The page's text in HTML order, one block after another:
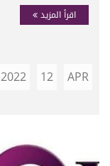
اقرأ المزيد
APR
12
2022